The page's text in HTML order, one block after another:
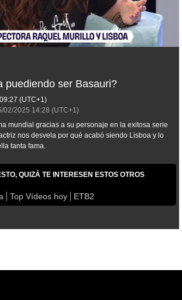
puediendo ser Basauri?
09:27 (UTC+1)
02/2025 14:28 (UTC+1)
mundial gracias a su personaje en la exitosa serie
nos desvela por qué acabó siendo Lisboa y lo
tanta fama.
QUIZÁ TE INTERESEN ESTOS OTROS
Top Vídeos hoy ETB2